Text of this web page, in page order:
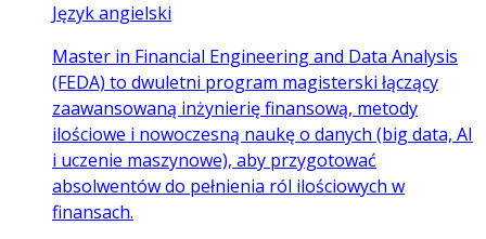
Język angielski
Master in Financial Engineering and Data Analysis
(FEDA) to dwuletni program magisterski łączący
zaawansowaną inżynierię finansową, metody
ilościowe i nowoczesną naukę o danych (big data, AI
i uczenie maszynowe), aby przygotować
absolwentów do pełnienia ról ilościowych w
finansach.